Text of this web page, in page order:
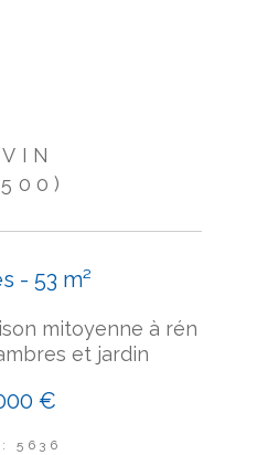
- 53 m²
mitoyenne à rén
et jardin
€
: 5636